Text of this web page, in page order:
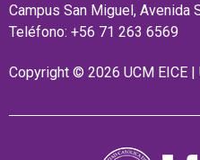
Campus San Miguel, Avenida
Teléfono: +56 71 263 6569
Copyright © 2026 UCM EICE